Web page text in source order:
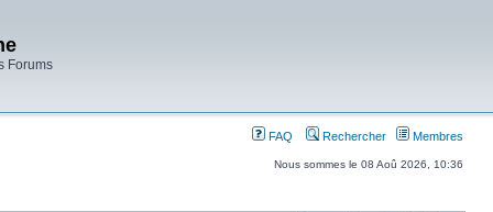
Forums
FAQ Rechercher Membres
Nous sommes le 08 Aoû 2026, 10:36